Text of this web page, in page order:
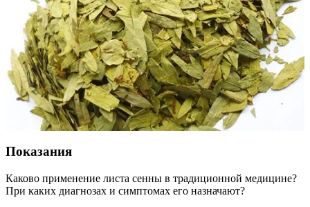
Показания
Каково применение листа сенны в традиционной медицине?
При каких диагнозах и симптомах его назначают?